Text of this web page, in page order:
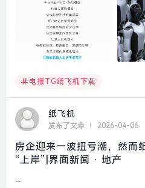
电报TG纸飞机下载
纸飞机
发布了文章 2026-04-06
房企迎来一波扭亏潮，然而
“上岸”|界面新闻 · 地产
...